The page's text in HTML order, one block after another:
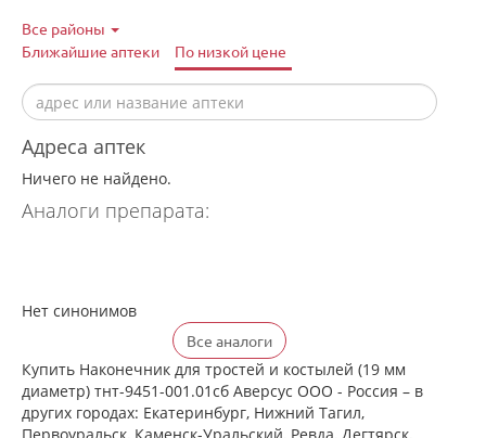
Все районы
Ближайшие аптеки
По низкой цене
Адреса аптек
Ничего не найдено.
Аналоги препарата:
Нет синонимов
Все аналоги
Купить Наконечник для тростей и костылей (19 мм
диаметр) тнт-9451-001.01сб Аверсус ООО - Россия – в
других городах: Екатеринбург, Нижний Тагил,